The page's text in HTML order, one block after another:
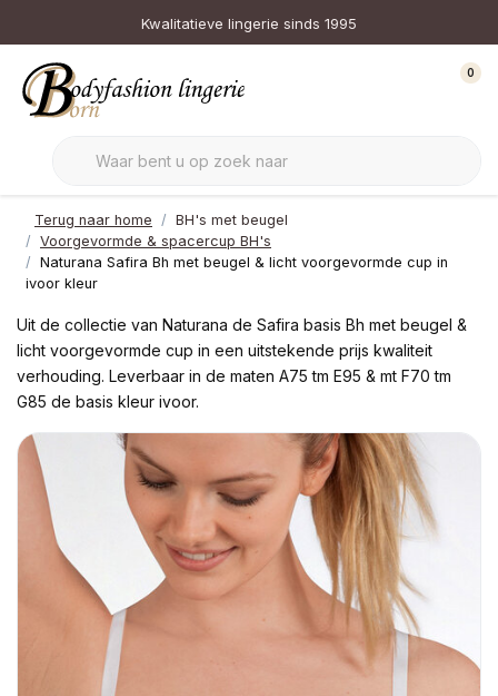
Kwalitatieve lingerie sinds 1995
0
Terug naar home
BH's met beugel
Voorgevormde & spacercup BH's
Naturana Safira Bh met beugel & licht voorgevormde cup in
ivoor kleur
Uit de collectie van Naturana de Safira basis Bh met beugel &
licht voorgevormde cup in een uitstekende prijs kwaliteit
verhouding. Leverbaar in de maten A75 tm E95 & mt F70 tm
G85 de basis kleur ivoor.